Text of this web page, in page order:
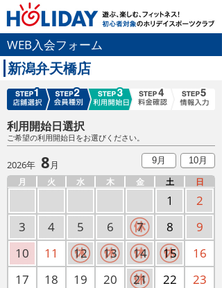
WEB入会フォーム
新潟弁天橋店
利用開始日選択
ご希望の利用開始日をお選びください。
2026年 8月 9月 10月
月 火 水 木 金 土 日
1
2
3
4 5 6 7 8
9
10
11 12 13 14 15
16
17
18 19 20 21 22
23